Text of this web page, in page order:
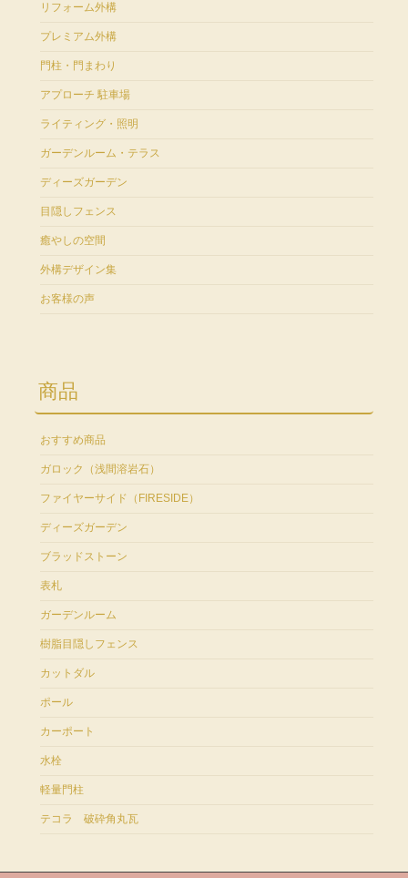
リフォーム外構
プレミアム外構
門柱・門まわり
アプローチ 駐車場
ライティング・照明
ガーデンルーム・テラス
ディーズガーデン
目隠しフェンス
癒やしの空間
外構デザイン集
お客様の声
商品
おすすめ商品
ガロック（浅間溶岩石）
ファイヤーサイド（FIRESIDE）
ディーズガーデン
ブラッドストーン
表札
ガーデンルーム
樹脂目隠しフェンス
カットダル
ポール
カーポート
水栓
軽量門柱
テコラ 破砕角丸瓦